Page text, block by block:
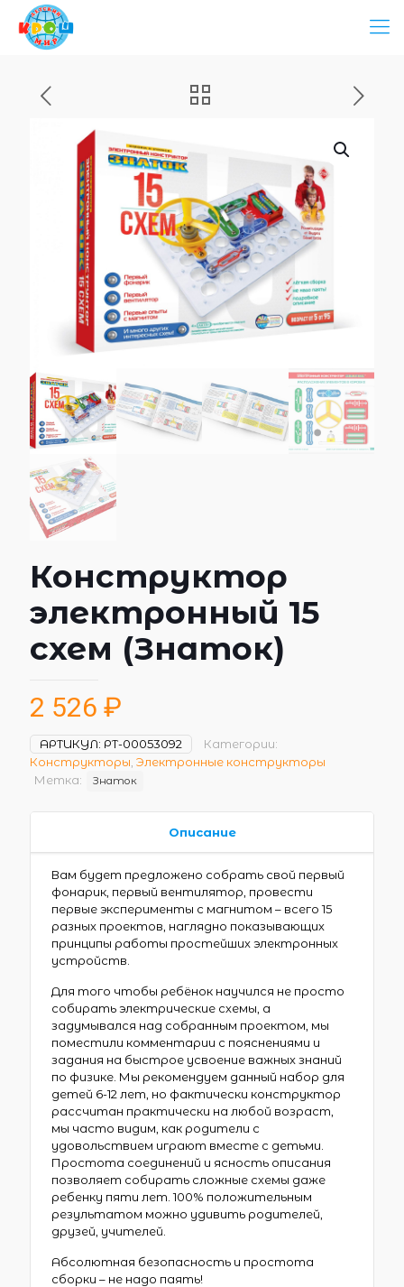
Конструктор
электронный 15
схем (Знаток)
2 526 ₽
АРТИКУЛ: РТ-00053092
Категории:
Конструкторы Электронные конструкторы
Метка:
Знаток
Описание
Вам будет предложено собрать свой первый
фонарик, первый вентилятор, провести
первые эксперименты с магнитом – всего 15
разных проектов, наглядно показывающих
принципы работы простейших электронных
устройств.
Для того чтобы ребёнок научился не просто
собирать электрические схемы, а
задумывался над собранным проектом, мы
поместили комментарии с пояснениями и
задания на быстрое усвоение важных знаний
по физике. Мы рекомендуем данный набор для
детей 6-12 лет, но фактически конструктор
рассчитан практически на любой возраст,
мы часто видим, как родители с
удовольствием играют вместе с детьми.
Простота соединений и ясность описания
позволяет собирать сложные схемы даже
ребенку пяти лет. 100% положительным
результатом можно удивить родителей,
друзей, учителей.
Абсолютная безопасность и простота
сборки – не надо паять!